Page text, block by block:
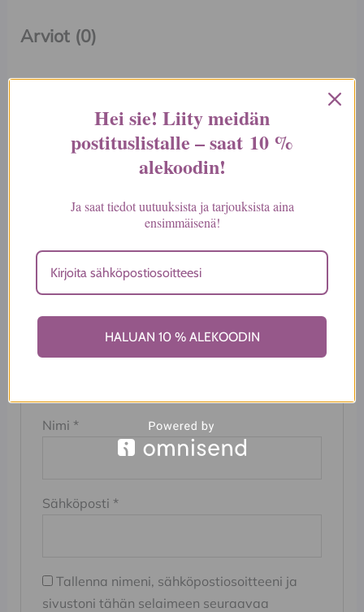
Arviot (0)
Tuotearvioita ei vielä ole.
Kirjoita ensimmäinen arvio
tuotteelle “Aluspaita naisille,
Sähköpostiosoitettasi ei julkaista.
Arvostelusi*
Arviosi*
Nimi *
Sähköposti *
Tallenna nimeni, sähköpostiosoitteeni ja
sivustoni tähän selaimeen seuraavaa
Hei sie! Liity meidän
postituslistalle – saat 10 %
alekoodin!
Ja saat tiedot uutuuksista ja tarjouksista aina
ensimmäisenä!
HALUAN 10 % ALEKOODIN